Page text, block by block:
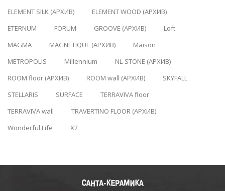
ELEMENT SILK (АРХИВ)
ELEMENT WOOD (АРХИВ)
ETERNUM
FORUM GROOVE (АРХИВ)
Loft
MAGMA
MAGNETIQUE (АРХИВ)
Maison
METROPOLIS
Millennium
NL-STONE (АРХИВ)
ROOM floor (АРХИВ)
ROOM wall (АРХИВ)
SKYFALL
STELLARIS
SURFACE
TERRAVIVA floor
TERRAVIVA wall
TRAVERTINO FLOOR (АРХИВ)
Wonderful Life
X2